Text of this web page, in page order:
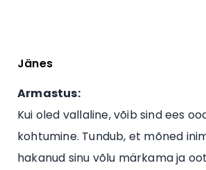
Jänes
Armastus:
Kui oled vallaline, võib sind ees
kohtumine. Tundub, et mõned
hakanud sinu võlu märkama ja